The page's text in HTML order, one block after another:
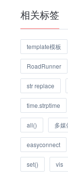
相关标签
template模板
RoadRunner
str replace
time.strptime
all() 多媒
easyconnect
set() vis